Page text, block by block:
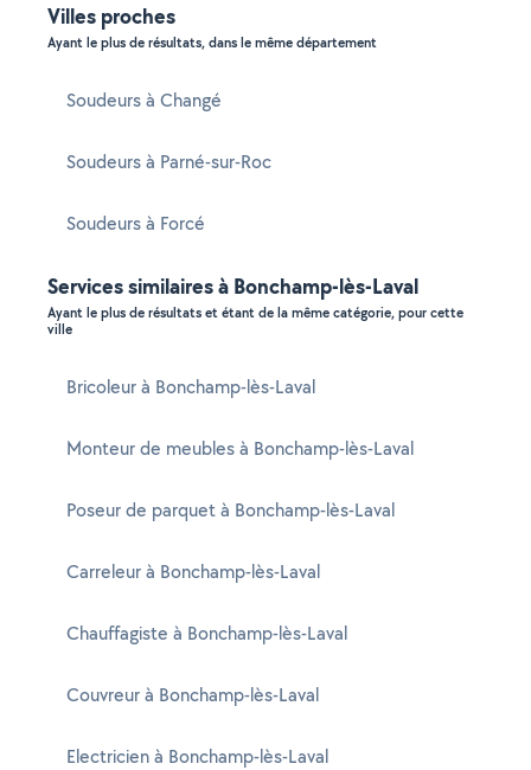
Villes proches
Ayant le plus de résultats, dans le même département
Soudeurs à Changé
Soudeurs à Parné-sur-Roc
Soudeurs à Forcé
Services similaires à Bonchamp-lès-Laval
Ayant le plus de résultats et étant de la même catégorie, pour cette
ville
Bricoleur à Bonchamp-lès-Laval
Monteur de meubles à Bonchamp-lès-Laval
Poseur de parquet à Bonchamp-lès-Laval
Carreleur à Bonchamp-lès-Laval
Chauffagiste à Bonchamp-lès-Laval
Couvreur à Bonchamp-lès-Laval
Electricien à Bonchamp-lès-Laval